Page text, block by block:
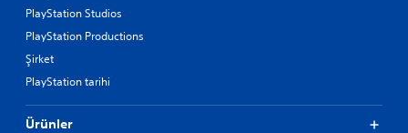
PlayStation Studios
PlayStation Productions
Şirket
PlayStation tarihi
Ürünler